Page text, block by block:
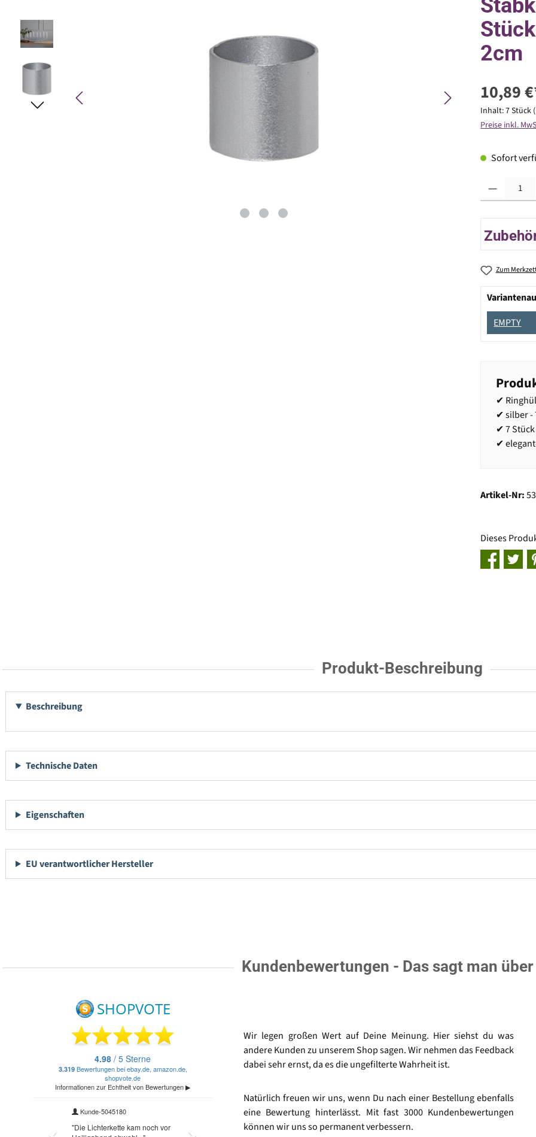
2cm
10,89
Inhalt:7 Stück
Preise inkl.
Sofort
Zum
EMPTY
✔
✔ silber -
✔ 7 Stück
✔
Artikel-Nr:
Dieses
Produkt-Beschreibung
Beschreibung
Technische Daten
Eigenschaften
EU verantwortlicher Hersteller
Kundenbewertungen - Das sagt man
Wir legen großen Wert auf Deine Meinung. Hier siehst du was
andere Kunden zu unserem Shop sagen. Wir nehmen das Feedback
dabei sehr ernst, da es die ungefilterte Wahrheit ist.
Natürlich freuen wir uns, wenn Du nach einer Bestellung ebenfalls
eine Bewertung hinterlässt. Mit fast 3000 Kundenbewertungen
können wir uns so permanent verbessern.